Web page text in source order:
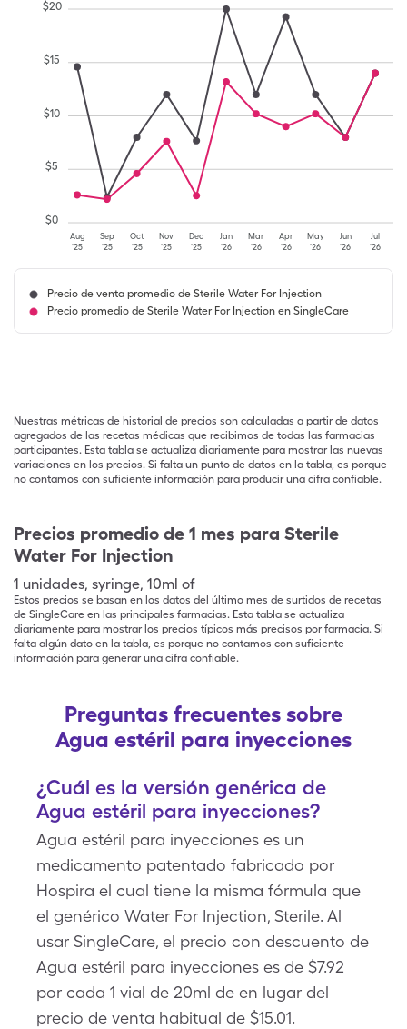
Aug
'25
Sep
'25
Oct
'25
Nov
'25
Dec
'25
Jan
'26
Mar
'26
Apr
'26
May
'26
Jun
'26
Jul
'26
$0
$5
$10
$15
$20
Precio de venta promedio de Sterile Water For Injection
Precio promedio de Sterile Water For Injection en SingleCare
Nuestras métricas de historial de precios son calculadas a partir de datos
agregados de las recetas médicas que recibimos de todas las farmacias
participantes. Esta tabla se actualiza diariamente para mostrar las nuevas
variaciones en los precios. Si falta un punto de datos en la tabla, es porque
no contamos con suficiente información para producir una cifra confiable.
Precios promedio de 1 mes para Sterile
Water For Injection
1 unidades, syringe, 10ml of
Estos precios se basan en los datos del último mes de surtidos de recetas
de SingleCare en las principales farmacias. Esta tabla se actualiza
diariamente para mostrar los precios típicos más precisos por farmacia. Si
falta algún dato en la tabla, es porque no contamos con suficiente
información para generar una cifra confiable.
Preguntas frecuentes sobre
Agua estéril para inyecciones
¿Cuál es la versión genérica de
Agua estéril para inyecciones?
Agua estéril para inyecciones es un
medicamento patentado fabricado por
Hospira el cual tiene la misma fórmula que
el genérico Water For Injection, Sterile. Al
usar SingleCare, el precio con descuento de
Agua estéril para inyecciones es de $7.92
por cada 1 vial de 20ml de en lugar del
precio de venta habitual de $15.01.